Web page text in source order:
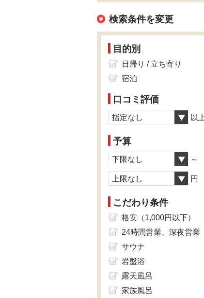
検索条件を変更
目的別
日帰り / 立ち寄り
宿泊
口コミ評価
指定なし 以
予算
下限なし ～
上限なし 円
こだわり条件
格安（1,000円以下）
24時間営業、深夜営業
サウナ
岩盤浴
露天風呂
家族風呂